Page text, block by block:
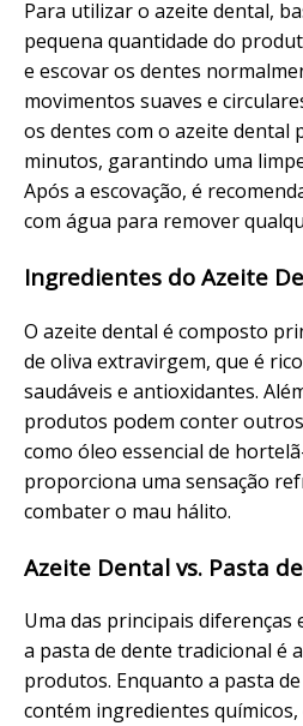
Para utilizar o azeite dental,
pequena quantidade do
e escovar os dentes
movimentos suaves e
os dentes com o azeite dental
minutos, garantindo uma
Após a escovação, é
com água para remover
Ingredientes do Azeite
O azeite dental é composto
de oliva extravirgem, que é
saudáveis e antioxidantes.
produtos podem conter
como óleo essencial de
proporciona uma sensação
combater o mau hálito.
Azeite Dental vs. Pasta
Uma das principais diferenças
a pasta de dente tradicional é
produtos. Enquanto a pasta
contém ingredientes